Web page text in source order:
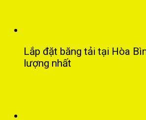
Lắp đặt băng tải tại Hòa
lượng nhất